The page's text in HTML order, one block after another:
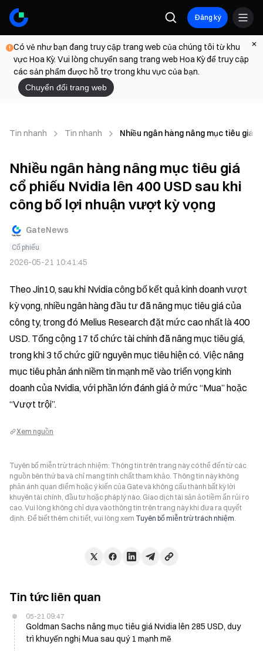
Đăng ký
Có vẻ như bạn đang truy cập trang web của chúng tôi từ khu
vực Hoa Kỳ. Vui lòng chuyển sang trang web Hoa Kỳ để truy cập
các sản phẩm được hỗ trợ trong khu vực của bạn.
Chuyển đổi trang web
Tin nhanh Tin nhanh Nhiều ngân hàng nâng mục tiêu giá
Nhiều ngân hàng nâng mục tiêu giá
cổ phiếu Nvidia lên 400 USD sau khi
công bố lợi nhuận vượt kỳ vọng
GateNews
Cổ phiếu
2026-05-21 10:41:45
Theo Jin10, sau khi Nvidia công bố kết quả kinh doanh vượt
kỳ vọng, nhiều ngân hàng đầu tư đã nâng mục tiêu giá của
công ty, trong đó Melius Research đặt mức cao nhất là 400
USD. Tổng cộng 17 tổ chức tài chính đã nâng mục tiêu giá,
trong khi 3 tổ chức giữ nguyên mục tiêu hiện có. Việc nâng
mục tiêu phản ánh niềm tin mạnh mẽ vào triển vọng kinh
doanh của Nvidia, với phần lớn đánh giá ở mức “Mua” hoặc
“Vượt trội”.
Xem nguồn
Tuyên bố miễn trừ trách nhiệm: Thông tin trên trang này có thể đến từ các
nguồn bên thứ ba và chỉ mang tính chất tham khảo. Thông tin này không
phản ánh quan điểm hoặc ý kiến của Gate và không cấu thành bất kỳ lời
khuyên tài chính, đầu tư hoặc pháp lý nào. Giao dịch tài sản ảo tiềm ẩn rủi ro
cao. Vui lòng không chỉ dựa vào thông tin trên trang này khi đưa ra quyết
định. Để biết thêm chi tiết, vui lòng xem Tuyên bố miễn trừ trách nhiệm.
Tin tức liên quan
05-21 09:47
Goldman Sachs nâng mục tiêu giá Nvidia lên 285 USD, duy
trì khuyến nghị Mua sau quý 1 mạnh mẽ